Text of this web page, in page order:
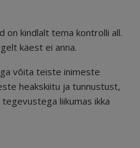
on kindlalt tema kontrolli all.
käest ei anna.
võita teiste inimeste
heakskiitu ja tunnustust,
liikumas ikka